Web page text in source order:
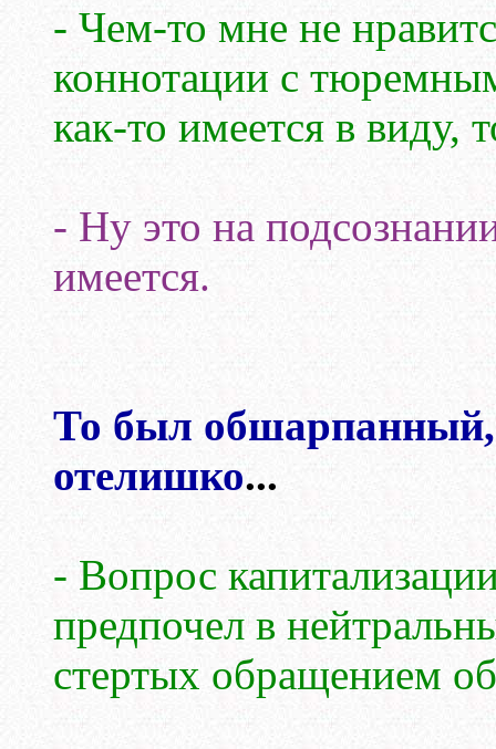
- Чем-то мне не
коннотации с
как-то имеется в виду,
- Ну это на
имеется.
То был
отелишко...
- Вопрос
предпочел в
стертых обращением